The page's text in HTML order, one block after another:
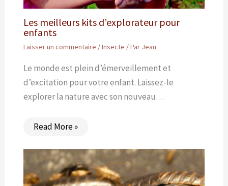
Les meilleurs kits d’explorateur pour
enfants
Laisser un commentaire /Insecte / Par Jean
Le monde est plein d’émerveillement et
d’excitation pour votre enfant. Laissez-le
explorer la nature avec son nouveau…
Read More »